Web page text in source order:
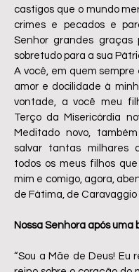
castigos que o mundo
crimes e pecados e
Senhor grandes graças
sobretudo para a sua
A você, em quem
amor e docilidade à
vontade, a você meu
Terço da Misericórdia
Meditado novo,
salvar tantas milhares
todos os meus filhos
mim e comigo, agora,
de Fátima, de Caravaggio
Nossa Senhora após uma
“Sou a Mãe de Deus! Eu